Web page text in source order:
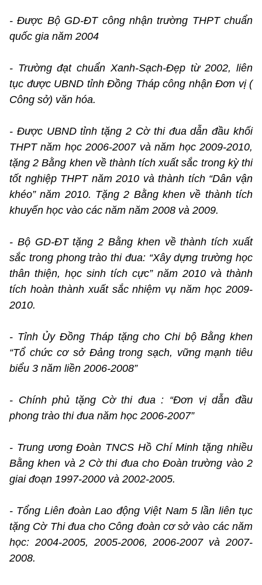
- Được Bộ GD-ĐT công nhận trường THPT chuẩn
quốc gia năm 2004
- Trường đạt chuẩn Xanh-Sạch-Đẹp từ 2002, liên
tục được UBND tỉnh Đồng Tháp công nhận Đơn vị (
Công sở) văn hóa.
- Được UBND tỉnh tặng 2 Cờ thi đua dẫn đầu khối
THPT năm học 2006-2007 và năm học 2009-2010,
tặng 2 Bằng khen về thành tích xuất sắc trong kỳ thi
tốt nghiệp THPT năm 2010 và thành tích “Dân vận
khéo” năm 2010. Tặng 2 Bằng khen về thành tích
khuyến học vào các năm năm 2008 và 2009.
- Bộ GD-ĐT tặng 2 Bằng khen về thành tích xuất
sắc trong phong trào thi đua: “Xây dựng trường học
thân thiện, học sinh tích cực” năm 2010 và thành
tích hoàn thành xuất sắc nhiệm vụ năm học 2009-
2010.
- Tỉnh Ủy Đồng Tháp tặng cho Chi bộ Bằng khen
“Tổ chức cơ sở Đảng trong sạch, vững mạnh tiêu
biểu 3 năm liền 2006-2008”
- Chính phủ tặng Cờ thi đua : “Đơn vị dẫn đầu
phong trào thi đua năm học 2006-2007”
- Trung ương Đoàn TNCS Hồ Chí Minh tặng nhiều
Bằng khen và 2 Cờ thi đua cho Đoàn trường vào 2
giai đoạn 1997-2000 và 2002-2005.
- Tổng Liên đoàn Lao động Việt Nam 5 lần liên tục
tặng Cờ Thi đua cho Công đoàn cơ sở vào các năm
học: 2004-2005, 2005-2006, 2006-2007 và 2007-
2008.